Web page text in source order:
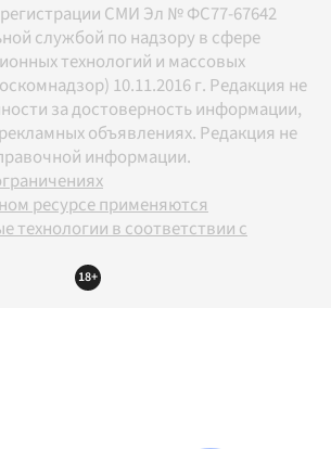
СМИ Эл № ФС77-67642
службой по надзору в сфере
технологий и массовых
10.11.2016 г. Редакция не
за достоверность информации,
объявлениях. Редакция не
информации.
ресурсе применяются
технологии в соответствии с
18+